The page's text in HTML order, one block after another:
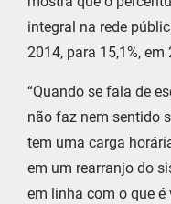
integral na rede
2014, para 15,1%, em
“Quando se fala de
não faz nem sentido
tem uma carga
em um rearranjo do
em linha com o que